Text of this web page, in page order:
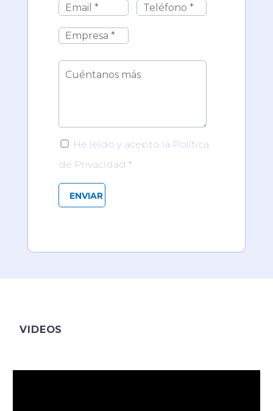
He leído y acepto la Política
de Privacidad *
VIDEOS